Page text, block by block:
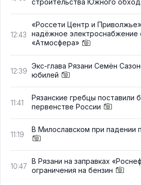
строительства Южного
12:43
«Россети Центр и
надёжное электроснабжение
«Атмосфера»
12:39
Экс-глава Рязани Семён
юбилей
11:41
Рязанские гребцы поставили
первенстве России
11:19
В Милославском при падении
10:47
В Рязани на заправках
ограничения на бензин